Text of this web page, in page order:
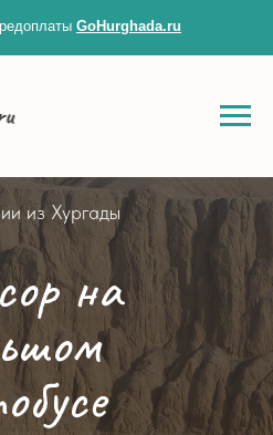
GoHurghada.ru
own
scratch
на
из Хургады